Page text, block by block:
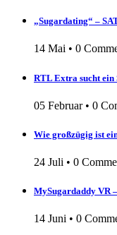
„Sugardating“ –
14 Mai • 0
RTL Extra sucht ein
05 Februar• 0
Wie großzügig ist
24 Juli • 0
MySugardaddy VR
14 Juni • 0